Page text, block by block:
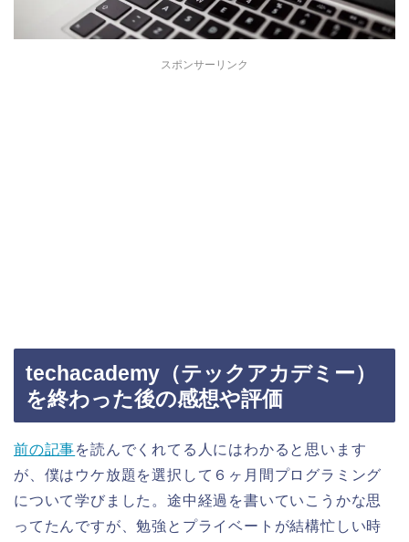
スポンサーリンク
techacademy（テックアカデミー）
を終わった後の感想や評価
前の記事を読んでくれてる人にはわかると思います
が、僕はウケ放題を選択して６ヶ月間プログラミング
について学びました。途中経過を書いていこうかな思
ってたんですが、勉強とプライベートが結構忙しい時